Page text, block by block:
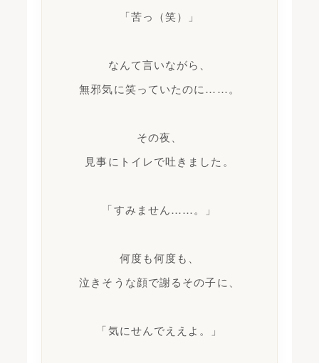
「苦っ（笑）」
なんて言いながら、
無邪気に笑っていたのに……。
その夜、
見事にトイレで吐きました。
「すみません……。」
何度も何度も、
泣きそうな顔で謝るその子に、
「気にせんでええよ。」